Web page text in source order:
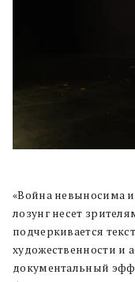
«Война невыносима
лозунг несет
подчеркивается
художественности и
документальный